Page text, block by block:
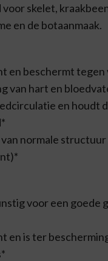
voor skelet,
en de botaanmaak.
en beschermt
van hart en
en houdt
normale
voor een goede
en is ter